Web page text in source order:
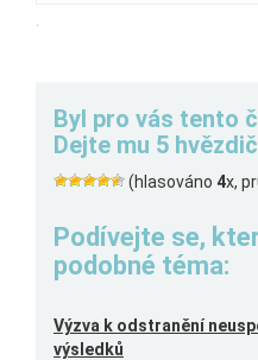
.
Byl pro vás tento
Dejte mu 5
(hlasováno 4x,
Podívejte se,
podobné téma:
Výzva k odstranění
výsledků